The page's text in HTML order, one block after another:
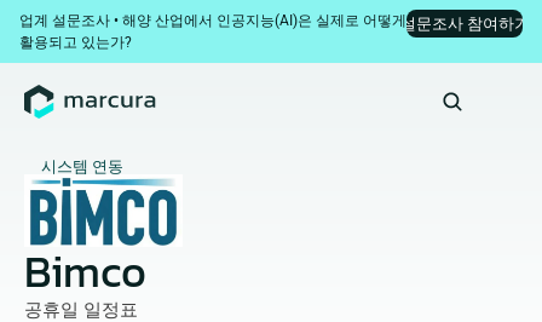
업계 설문조사 • 해양 산업에서 인공지능(AI)은 실제로 어떻게
활용되고 있는가?
설문조사 참여하기
시스템 연동
Bimco
공휴일 일정표